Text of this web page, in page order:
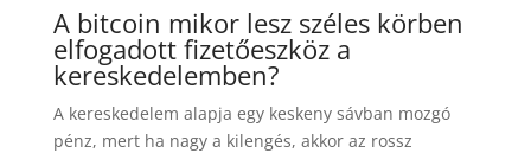
A bitcoin mikor lesz széles körben
elfogadott fizetőeszköz a
kereskedelemben?
A kereskedelem alapja egy keskeny sávban mozgó
pénz, mert ha nagy a kilengés, akkor az rossz